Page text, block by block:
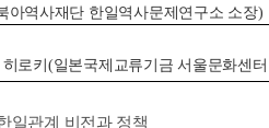
아역사재단 한일역사문제연구소 소장)
로키 (일본국제교류기금 서울문화센
일관계 비전과 정책